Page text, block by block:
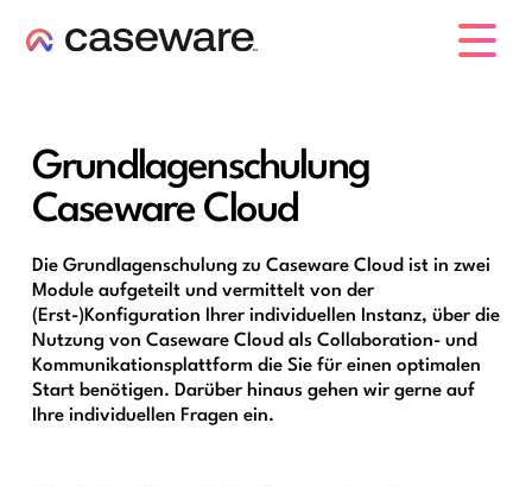
Grundlagenschulung
Caseware Cloud
Die Grundlagenschulung zu Caseware Cloud ist in zwei
Module aufgeteilt und vermittelt von der
(Erst-)Konfiguration Ihrer individuellen Instanz, über die
Nutzung von Caseware Cloud als Collaboration- und
Kommunikationsplattform die Sie für einen optimalen
Start benötigen. Darüber hinaus gehen wir gerne auf
Ihre individuellen Fragen ein.